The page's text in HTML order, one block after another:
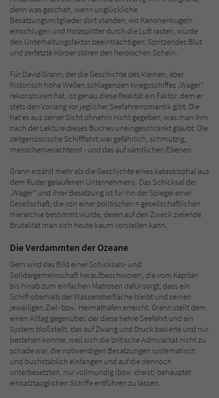
denn was geschah, wenn unglückliche
Besatzungsmitglieder dort standen, wo Kanonenkugeln
einschlugen und Holzsplitter durch die Luft rasten, würde
den Unterhaltungsfaktor beeinträchtigen: Spritzendes Blut
und zerfetzte Körper stören den heroischen Schein.
Für David Grann, der die Geschichte des kleinen, aber
historisch hohe Wellen schlagenden Kriegsschiffes „Wager“
rekonstruiert hat, ist genau diese Realität ein Faktor, dem er
stets den Vorrang vor jeglicher Seefahrerromantik gibt. Die
hat es aus seiner Sicht ohnehin nicht gegeben, was man ihm
nach der Lektüre dieses Buches uneingeschränkt glaubt: Die
zeitgenössische Schifffahrt war gefährlich, schmutzig,
menschenverachtend - und das auf sämtlichen Ebenen.
Grann erzählt mehr als die Geschichte eines katastrophal aus
dem Ruder gelaufenen Unternehmens. Das Schicksal der
„Wager“ und ihrer Besatzung ist für ihn der Spiegel einer
Gesellschaft, die von einer politischen = gesellschaftlichen
Hierarchie bestimmt wurde, deren auf den Zweck zielende
Brutalität man sich heute kaum vorstellen kann.
Die Verdammten der Ozeane
Gern wird das Bild einer Schicksals- und
Solidargemeinschaft heraufbeschworen, die vom Kapitän
bis hinab zum einfachen Matrosen dafür sorgt, dass ein
Schiff oberhalb der Wasseroberfläche bleibt und seinen
jeweiligen Ziel- bzw. Heimathafen erreicht. Grann stellt dem
einen Alltag gegenüber, der diese hehre Seefahrt und ein
System bloßstellt, das auf Zwang und Druck basierte und nur
bestehen konnte, weil sich die britische Admiralität nicht zu
schade war, die notwendigen Besatzungen systematisch
und buchstäblich einfangen und auf die dennoch
unterbesetzten, nur vollmundig (bzw. dreist) behauptet
einsatztauglichen Schiffe entführen zu lassen.